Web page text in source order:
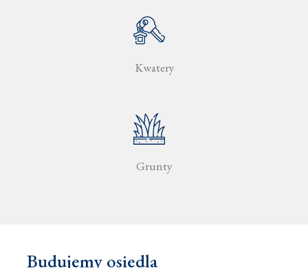
Kwatery
Grunty
Budujemy osiedla